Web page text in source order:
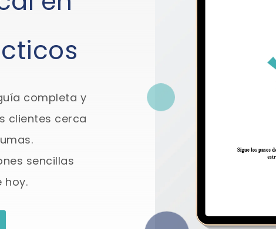
completa y
clientes cerca
sencillas
hoy.